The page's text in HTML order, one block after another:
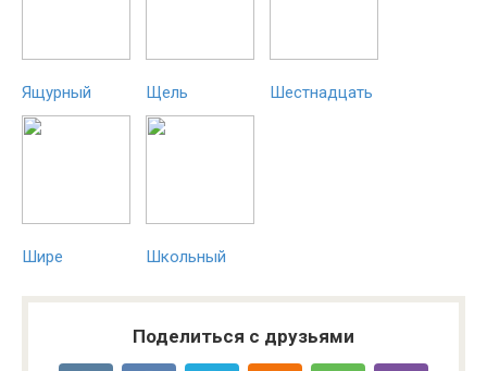
Ящурный Щель Шестнадцать
Шире Школьный
Поделиться с друзьями